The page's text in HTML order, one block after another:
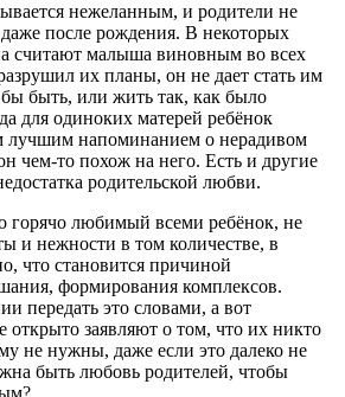
нежеланным, и родители не
после рождения. В некоторых
считают малыша виновным во всех
их планы, он не дает стать им
быть, или жить так, как было
для одиноких матерей ребёнок
лучшим напоминанием о нерадивом
чем-то похож на него. Есть и другие
родительской любви.
горячо любимый всеми ребёнок, не
и нежности в том количестве, в
что становится причиной
формирования комплексов.
передать это словами, а вот
открыто заявляют о том, что их никто
не нужны, даже если это далеко не
быть любовь родителей, чтобы